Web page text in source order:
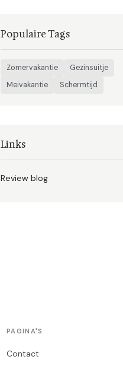
Populaire Tags
Zomervakantie
Gezinsuitje
Meivakantie
Schermtijd
Links
Review blog
PAGINA'S
Contact